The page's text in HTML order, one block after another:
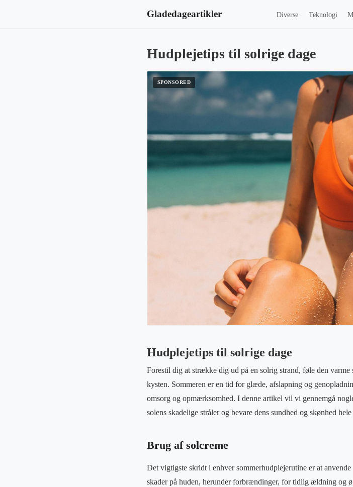
Gladedageartikler Diverse Teknologi
Hudplejetips til solrige dage
Hudplejetips til solrige dage
Forestil dig at strække dig ud på en solrig strand, føle den
kysten. Sommeren er en tid for glæde, afslapning og
omsorg og opmærksomhed. I denne artikel vil vi gennemgå
solens skadelige stråler og bevare dens sundhed og skønhed
Brug af solcreme
Det vigtigste skridt i enhver sommerhudplejerutine er at
skader på huden, herunder forbrændinger, for tidlig ældning og